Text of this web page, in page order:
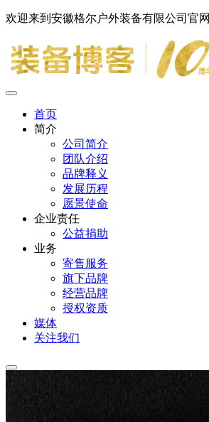
欢迎来到安徽格尔户外装备有限公司官网
首页
简介
公司简介
团队介绍
品牌释义
发展历程
愿景使命
企业责任
公益捐助
业务
寄售服务
旗下品牌
经营品牌
授权资质
媒体
关注我们